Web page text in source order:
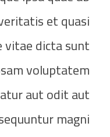
et quasi
dicta sunt
voluptatem
aut odit aut
magni